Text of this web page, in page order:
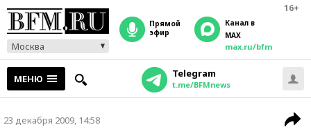
16+
Москва
прямой
эфир
Канал в
MAX
max.ru/bfm
МЕНЮ Telegram
t.me/BFMnews
23 декабря 2009, 14:58